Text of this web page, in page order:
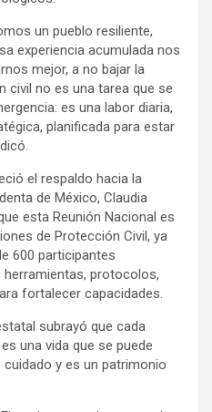
un pueblo resiliente,
experiencia acumulada nos
mejor, a no bajar la
civil no es una tarea que se
es una labor diaria,
planificada para estar
el respaldo hacia la
de México, Claudia
esta Reunión Nacional es
de Protección Civil, ya
600 participantes
protocolos,
fortalecer capacidades.
subrayó que cada
una vida que se puede
y es un patrimonio